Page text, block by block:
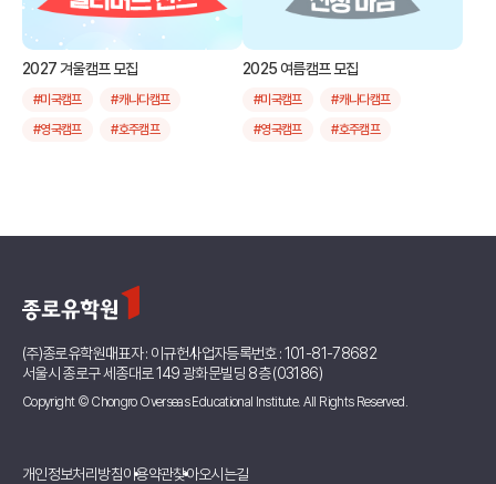
2027 겨울캠프 모집
#미국캠프
#캐나다캠프
#영국캠프
#호주캠프
2025 여름캠프 모집
#미국캠프
#캐나다캠프
#영국캠프
#호주캠프
(주)종로유학원대표자 : 이규헌사업자등록번호 : 101-81-78682
서울시 종로구 세종대로 149 광화문빌딩 8층 (03186)
Copyright © Chongro Overseas Educational Institute. All Rights Reserved.
개인정보처리방침이용약관찾아오시는길